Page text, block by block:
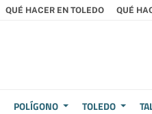
QUÉ HACER EN TOLEDO QUÉ
POLÍGONO TOLEDO